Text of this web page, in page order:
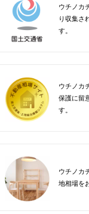
ウチノカ
り収集さ
す。
ウチノカ
保護に留
す。
ウチノカ
地相場を